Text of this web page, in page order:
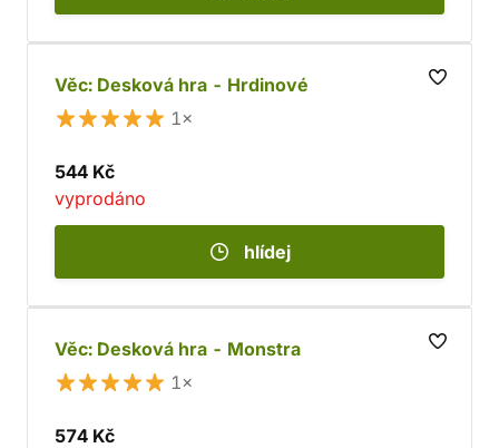
Věc: Desková hra - Hrdinové
1×
544 Kč
vyprodáno
hlídej
Věc: Desková hra - Monstra
1×
574 Kč